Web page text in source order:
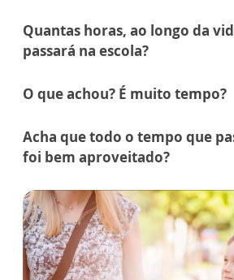
Quantas horas, ao longo da
passará na escola?
O que achou? É muito tempo?
Acha que todo o tempo que
foi bem aproveitado?